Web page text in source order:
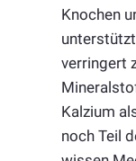
Knochen
verringert
Kalzium
noch Teil